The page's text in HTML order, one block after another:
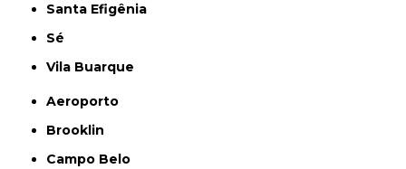
Santa Efigênia
Sé
Vila Buarque
Aeroporto
Brooklin
Campo Belo